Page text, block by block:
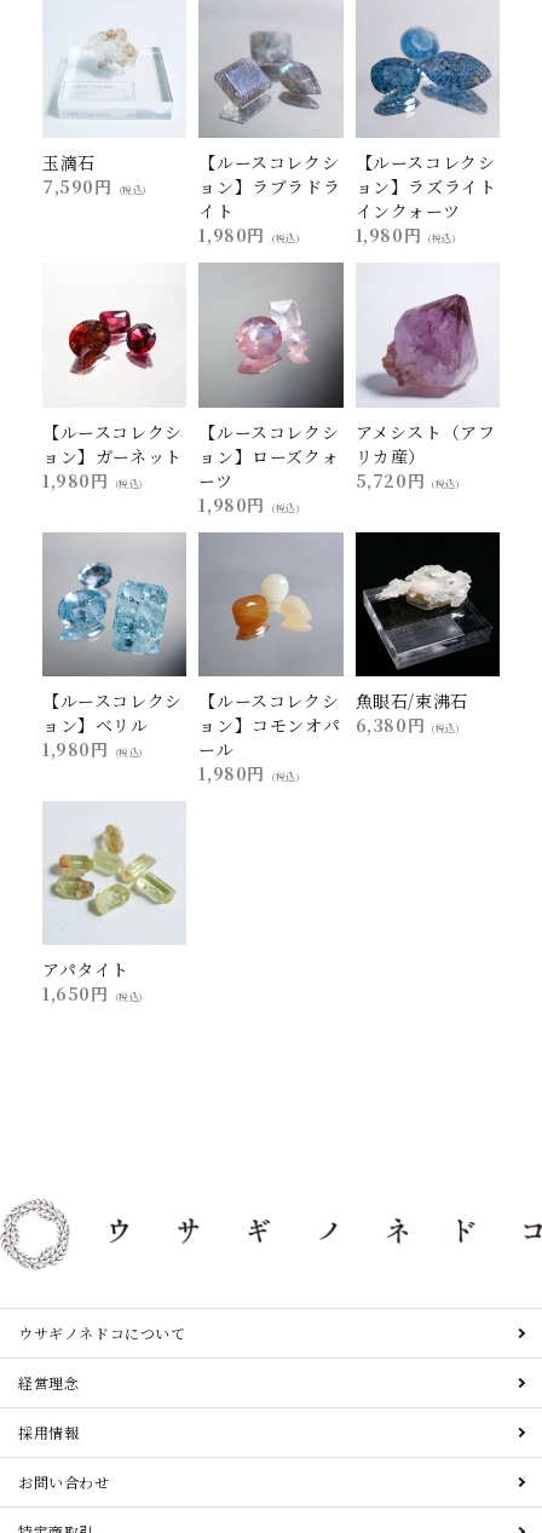
玉滴石
7,590円
(税込)
【ルースコレクシ
ョン】ラブラドラ
イト
1,980円
(税込)
【ルースコレクシ
ョン】ラズライト
インクォーツ
1,980円
(税込)
【ルースコレクシ
ョン】ガーネット
1,980円
(税込)
【ルースコレクシ
ョン】ローズクォ
ーツ
1,980円
(税込)
アメシスト（アフ
リカ産）
5,720円
(税込)
【ルースコレクシ
ョン】ベリル
1,980円
(税込)
【ルースコレクシ
ョン】コモンオパ
ール
1,980円
(税込)
魚眼石/束沸石
6,380円
(税込)
アパタイト
1,650円
(税込)
ウサギノネドコについて
経営理念
採用情報
お問い合わせ